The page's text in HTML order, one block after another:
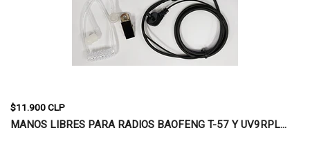
$11.900 CLP
MANOS LIBRES PARA RADIOS BAOFENG T-57 Y UV9RPL...